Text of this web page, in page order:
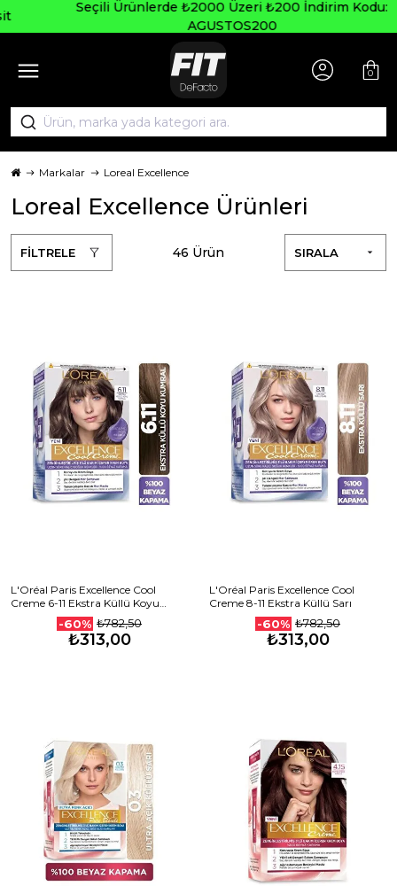
Seçili Ürünlerde ₺2000 Üzeri ₺200 İndirim Kodu:
AGUSTOS200
0
Markalar Loreal Excellence
Loreal Excellence Ürünleri
FİLTRELE SIRALA
46 Ürün
L'Oréal Paris Excellence Cool
Creme 6-11 Ekstra Küllü Koyu
-60% ₺782,50
₺313,00
L'Oréal Paris Excellence Cool
Creme 8-11 Ekstra Küllü Sarı
-60% ₺782,50
₺313,00